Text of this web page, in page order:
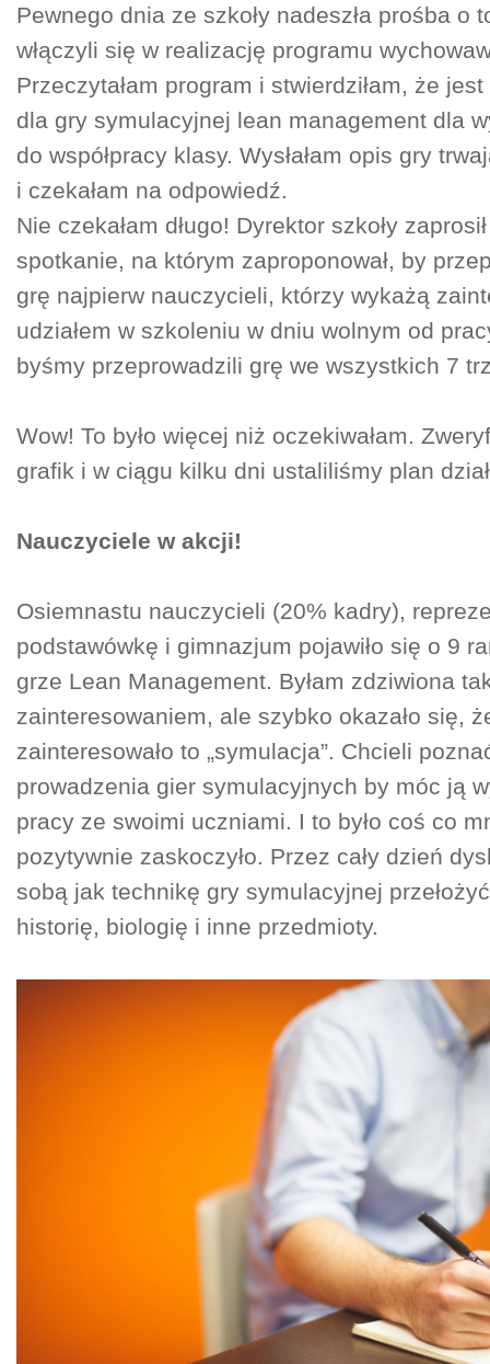
Pewnego dnia ze szkoły nadeszła prośba o
włączyli się w realizację programu
Przeczytałam program i stwierdziłam, że
dla gry symulacyjnej lean management dla
do współpracy klasy. Wysłałam opis gry
i czekałam na odpowiedź.
Nie czekałam długo! Dyrektor szkoły
spotkanie, na którym zaproponował, by
grę najpierw nauczycieli, którzy wykażą
udziałem w szkoleniu w dniu wolnym od
byśmy przeprowadzili grę we wszystkich 7
Wow! To było więcej niż oczekiwałam.
grafik i w ciągu kilku dni ustaliliśmy plan
Nauczyciele w akcji!
Osiemnastu nauczycieli (20% kadry),
podstawówkę i gimnazjum pojawiło się o 9
grze Lean Management. Byłam zdziwiona
zainteresowaniem, ale szybko okazało się,
zainteresowało to „symulacja”. Chcieli
prowadzenia gier symulacyjnych by móc ją
pracy ze swoimi uczniami. I to było coś co
pozytywnie zaskoczyło. Przez cały dzień
sobą jak technikę gry symulacyjnej
historię, biologię i inne przedmioty.